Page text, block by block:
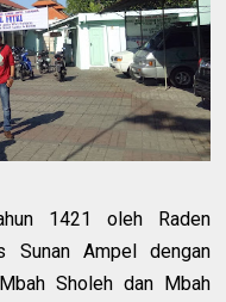
1421 oleh Raden
Sunan Ampel dengan
Sholeh dan Mbah